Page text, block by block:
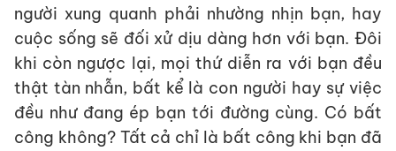
người xung quanh phải nhường nhịn bạn, hay
cuộc sống sẽ đối xử dịu dàng hơn với bạn. Đôi
khi còn ngược lại, mọi thứ diễn ra với bạn đều
thật tàn nhẫn, bất kể là con người hay sự việc
đều như đang ép bạn tới đường cùng. Có bất
công không? Tất cả chỉ là bất công khi bạn đã